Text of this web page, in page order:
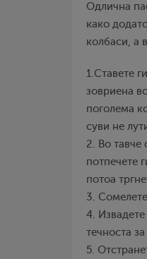
Одлична
како
колбаси, а
1.Ставете
зовриена
поголема
суви не
2. Во тавче
потпечете
потоа
3.
4. Извадете
течноста
5.